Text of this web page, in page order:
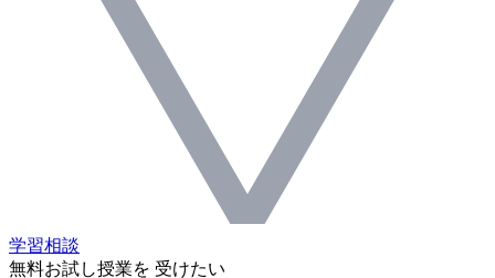
学習相談
無料お試し授業を 受けたい